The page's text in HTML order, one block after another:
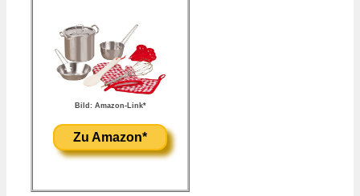
Bild: Amazon-Link*
Zu Amazon*